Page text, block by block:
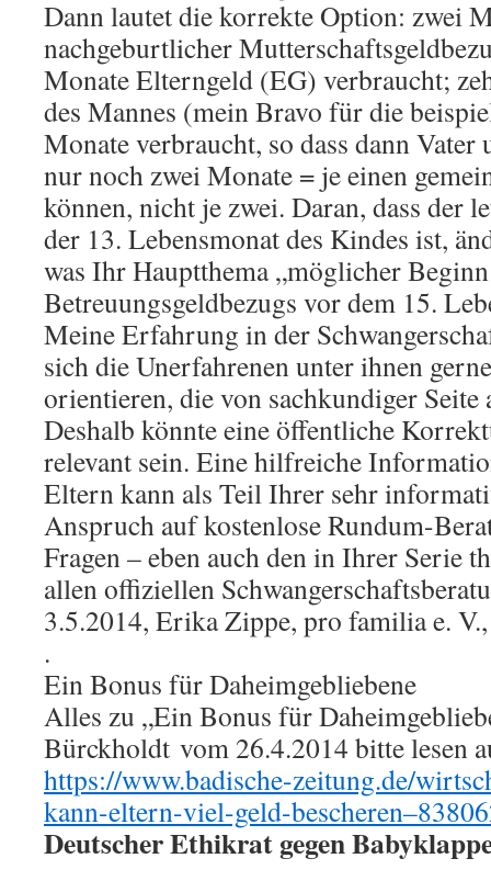
Dann lautet die korrekte Option: zwei
nachgeburtlicher
Monate Elterngeld (EG) verbraucht;
des Mannes (mein Bravo für die
Monate verbraucht, so dass dann
nur noch zwei Monate = je einen
können, nicht je zwei. Daran, dass der
der 13. Lebensmonat des Kindes ist,
was Ihr Hauptthema „möglicher
Betreuungsgeldbezugs vor dem 15.
Meine Erfahrung in der
sich die Unerfahrenen unter ihnen
orientieren, die von sachkundiger Seite
Deshalb könnte eine öffentliche
relevant sein. Eine hilfreiche
Eltern kann als Teil Ihrer sehr
Anspruch auf kostenlose Rundum-
Fragen – eben auch den in Ihrer Serie
allen offiziellen
3.5.2014, Erika Zippe, pro familia e.
.
Ein Bonus für Daheimgebliebene
Alles zu „Ein Bonus für
Bürckholdt vom 26.4.2014 bitte lesen
https://www.badische-zeitung.de/
kann-eltern-viel-geld-
Deutscher Ethikrat gegen